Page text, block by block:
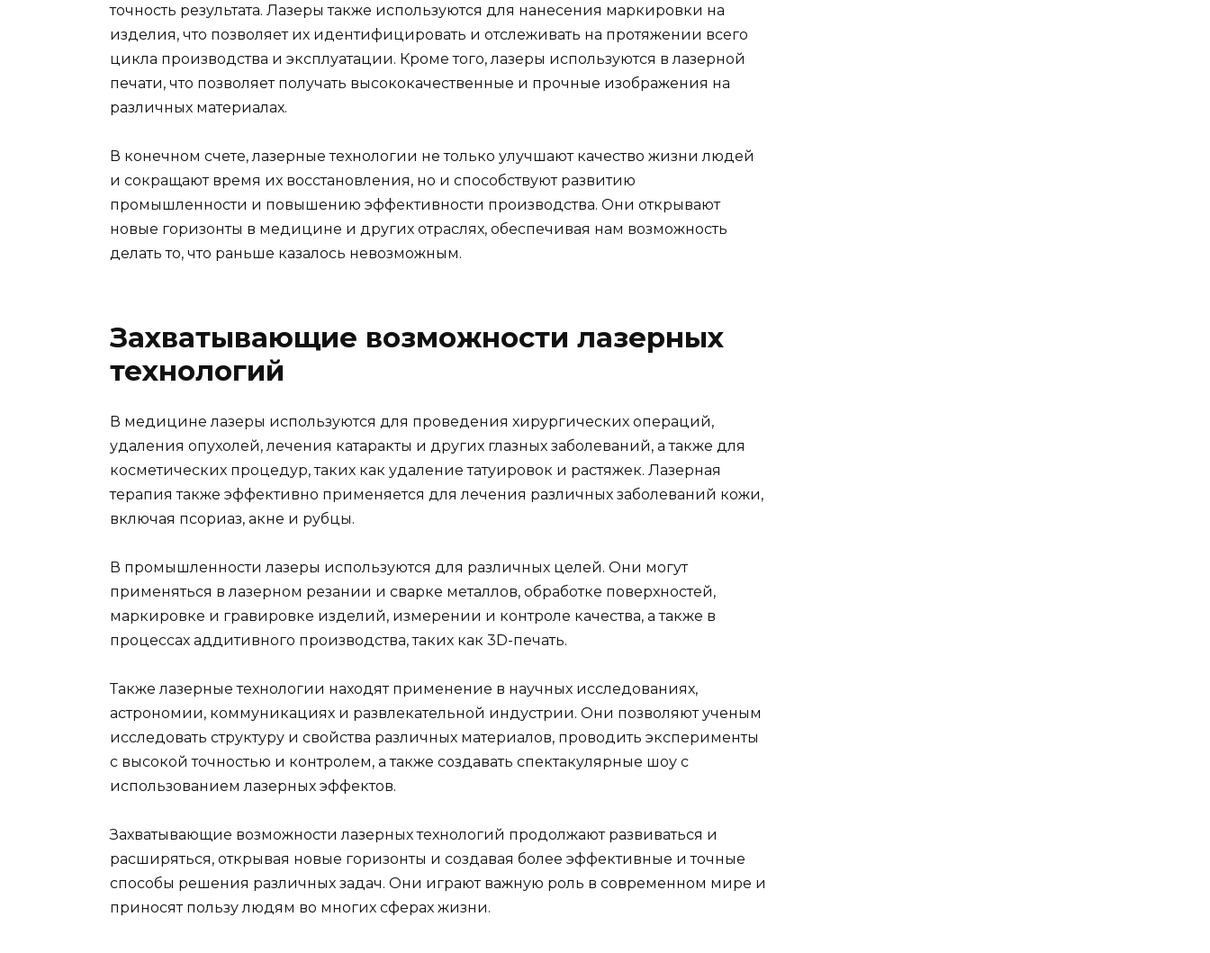
точность результата. Лазеры также используются для нанесения маркировки на
изделия, что позволяет их идентифицировать и отслеживать на протяжении всего
цикла производства и эксплуатации. Кроме того, лазеры используются в лазерной
печати, что позволяет получать высококачественные и прочные изображения на
различных материалах.
В конечном счете, лазерные технологии не только улучшают качество жизни людей
и сокращают время их восстановления, но и способствуют развитию
промышленности и повышению эффективности производства. Они открывают
новые горизонты в медицине и других отраслях, обеспечивая нам возможность
делать то, что раньше казалось невозможным.
Захватывающие возможности лазерных
технологий
В медицине лазеры используются для проведения хирургических операций,
удаления опухолей, лечения катаракты и других глазных заболеваний, а также для
косметических процедур, таких как удаление татуировок и растяжек. Лазерная
терапия также эффективно применяется для лечения различных заболеваний кожи,
включая псориаз, акне и рубцы.
В промышленности лазеры используются для различных целей. Они могут
применяться в лазерном резании и сварке металлов, обработке поверхностей,
маркировке и гравировке изделий, измерении и контроле качества, а также в
процессах аддитивного производства, таких как 3D-печать.
Также лазерные технологии находят применение в научных исследованиях,
астрономии, коммуникациях и развлекательной индустрии. Они позволяют ученым
исследовать структуру и свойства различных материалов, проводить эксперименты
с высокой точностью и контролем, а также создавать спектакулярные шоу с
использованием лазерных эффектов.
Захватывающие возможности лазерных технологий продолжают развиваться и
расширяться, открывая новые горизонты и создавая более эффективные и точные
способы решения различных задач. Они играют важную роль в современном мире и
приносят пользу людям во многих сферах жизни.